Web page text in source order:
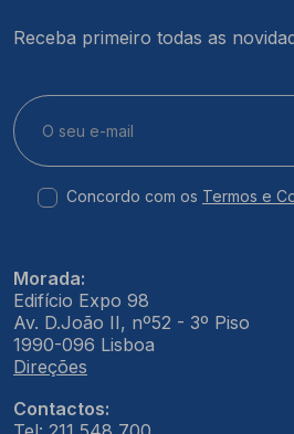
Receba primeiro todas as
Concordo com os Termos e
Morada:
Edifício Expo 98
Av. D.João II, nº52 - 3º Piso
1990-096 Lisboa
Direções
Contactos: